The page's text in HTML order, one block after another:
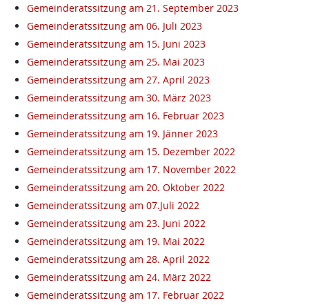
Gemeinderatssitzung am 21. September 2023
Gemeinderatssitzung am 06. Juli 2023
Gemeinderatssitzung am 15. Juni 2023
Gemeinderatssitzung am 25. Mai 2023
Gemeinderatssitzung am 27. April 2023
Gemeinderatssitzung am 30. März 2023
Gemeinderatssitzung am 16. Februar 2023
Gemeinderatssitzung am 19. Jänner 2023
Gemeinderatssitzung am 15. Dezember 2022
Gemeinderatssitzung am 17. November 2022
Gemeinderatssitzung am 20. Oktober 2022
Gemeinderatssitzung am 07.Juli 2022
Gemeinderatssitzung am 23. Juni 2022
Gemeinderatssitzung am 19. Mai 2022
Gemeinderatssitzung am 28. April 2022
Gemeinderatssitzung am 24. März 2022
Gemeinderatssitzung am 17. Februar 2022